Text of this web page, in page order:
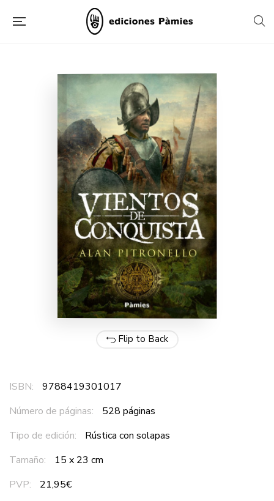
Flip to Back
ISBN:
9788419301017
Número de páginas:
528 páginas
Tipo de edición:
Rústica con solapas
Tamaño:
15 x 23 cm
PVP:
21,95€